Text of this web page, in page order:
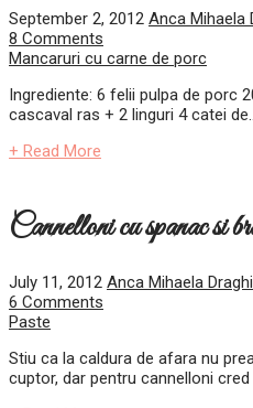
September 2, 2012 Anca Mihaela
8 Comments
Mancaruri cu carne de porc
Ingrediente: 6 felii pulpa de porc
cascaval ras + 2 linguri 4 catei
+ Read More
Cannelloni cu spanac si
July 11, 2012 Anca Mihaela
6 Comments
Paste
Stiu ca la caldura de afara nu
cuptor, dar pentru cannelloni cred